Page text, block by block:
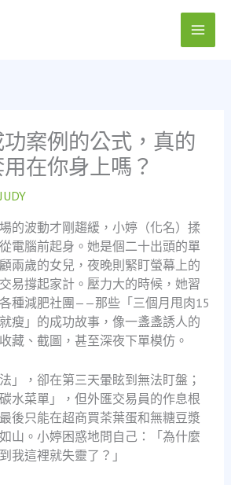
案例的公式，真的
在你身上嗎？
的波動才剛趨緩，小婷（化名）揉
電腦前起身。她是個二十出頭的單
兩歲的女兒，夜晚則緊盯螢幕上的
易撐起家計。壓力大的時候，她習
種減肥社團——那些「三個月甩肉15
瘦」的成功故事，像一盞盞誘人的
藏、截圖，甚至深夜下單模仿。
」，卻在第三天暈眩到無法盯盤；
水菜單」，但外匯交易員的作息根
後只能在超商買茶葉蛋和無糖豆漿
山。小婷困惑地問自己：「為什麼
我這裡就失靈了？」